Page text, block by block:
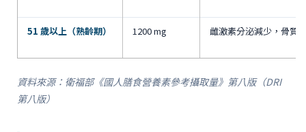
51 歲以上（熟齡期） 1200 mg 雌激素分泌減少，骨質
資料來源：衛福部《國人膳食營養素參考攝取量》第八版（DRI
第八版）